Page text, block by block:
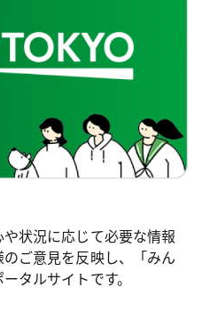
状況に応じて必要な情報
ご意見を反映し、「みん
タルサイトです。